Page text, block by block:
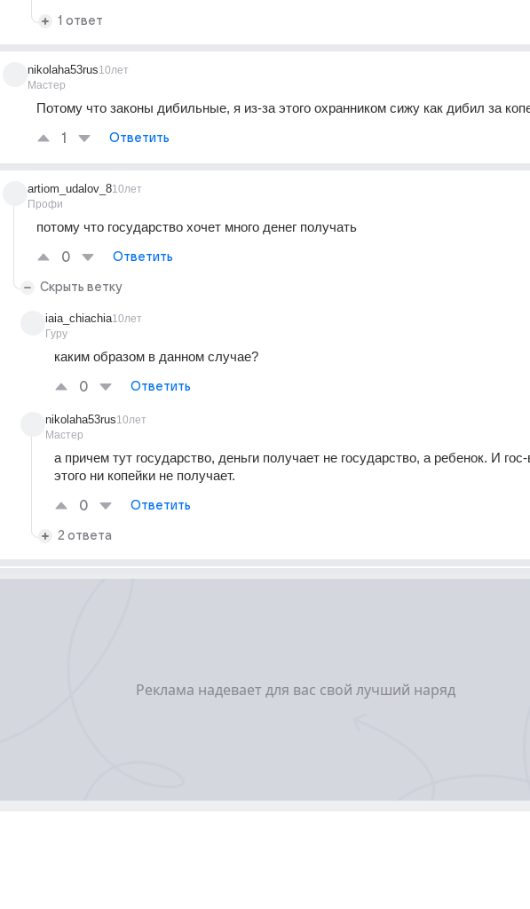
1 ответ
nikolaha53rus
Мастер
10лет
Потому что законы дибильные, я из-за этого охранником сижу как дибил за
1 Ответить
artiom_udalov_8
Профи
10лет
потому что государство хочет много денег получать
0 Ответить
Скрыть ветку
iaia_chiachia
Гуру
10лет
каким образом в данном случае?
0 Ответить
nikolaha53rus
Мастер
10лет
а причем тут государство, деньги получает не государство, а ребенок. И гос-
этого ни копейки не получает.
0 Ответить
2 ответа